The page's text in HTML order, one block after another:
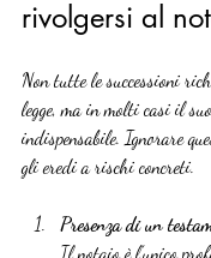
rivolgersi al
Non tutte le successioni
legge, ma in molti casi il
indispensabile. Ignorare
gli eredi a rischi concreti.
Presenza di un
Il notaio è l’unico